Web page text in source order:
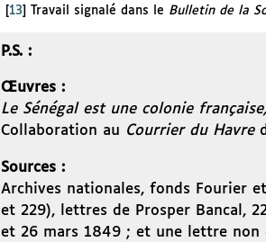
13 Travail signalé dans le Bulletin de la
P.S. :
Œuvres :
Le Sénégal est une colonie française,
Collaboration au Courrier du Havre
Sources :
Archives nationales, fonds Fourier
et 229), lettres de Prosper Bancal,
et 26 mars 1849 ; et une lettre non